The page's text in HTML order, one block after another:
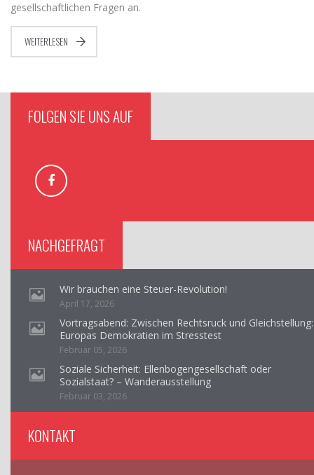
gesellschaftlichen Fragen an.
WEITERLESEN
FOLGEN SIE UNS AUF
NACHGEFRAGT
Wir brauchen eine Steuer-Revolution!
April 17, 2026
Vortragsabend: Zwischen Rechtsruck und Gleichstellung:
Europas Demokratien im Stresstest
Februar 05, 2026
Soziale Sicherheit: Ellenbogengesellschaft oder
Sozialstaat? – Wanderausstellung
Februar 03, 2026
KONTAKT